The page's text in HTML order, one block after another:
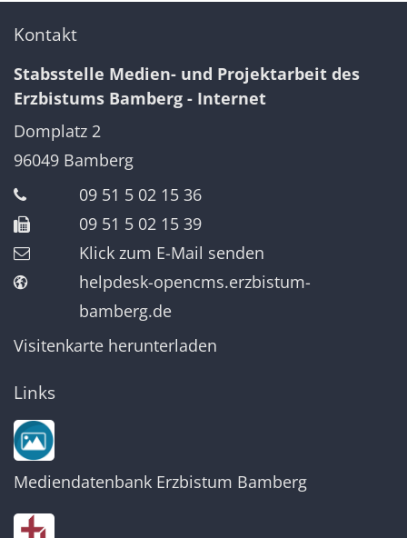
Kontakt
Stabsstelle Medien- und Projektarbeit des
Erzbistums Bamberg - Internet
Domplatz 2
96049 Bamberg
09 51 5 02 15 36
09 51 5 02 15 39
Klick zum E-Mail senden
helpdesk-opencms.erzbistum-
bamberg.de
Visitenkarte herunterladen
Links
Mediendatenbank Erzbistum Bamberg